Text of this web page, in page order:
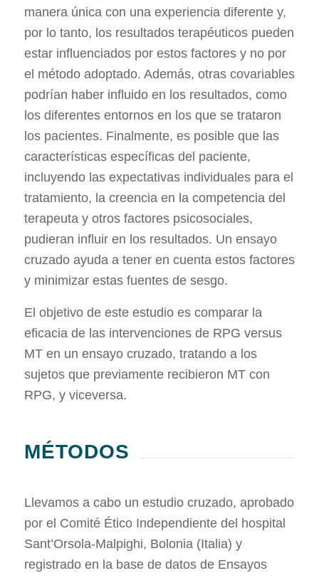
manera única con una experiencia diferente y,
por lo tanto, los resultados terapéuticos pueden
estar influenciados por estos factores y no por
el método adoptado. Además, otras covariables
podrían haber influido en los resultados, como
los diferentes entornos en los que se trataron
los pacientes. Finalmente, es posible que las
características específicas del paciente,
incluyendo las expectativas individuales para el
tratamiento, la creencia en la competencia del
terapeuta y otros factores psicosociales,
pudieran influir en los resultados. Un ensayo
cruzado ayuda a tener en cuenta estos factores
y minimizar estas fuentes de sesgo.
El objetivo de este estudio es comparar la
eficacia de las intervenciones de RPG versus
MT en un ensayo cruzado, tratando a los
sujetos que previamente recibieron MT con
RPG, y viceversa.
MÉTODOS
Llevamos a cabo un estudio cruzado, aprobado
por el Comité Ético Independiente del hospital
Sant’Orsola-Malpighi, Bolonia (Italia) y
registrado en la base de datos de Ensayos